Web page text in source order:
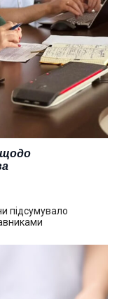
щодо
підсумувало